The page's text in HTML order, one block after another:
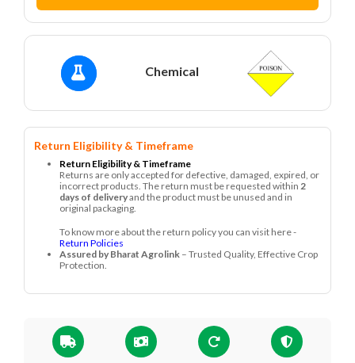
Chemical
Return Eligibility & Timeframe
Return Eligibility & Timeframe
Returns are only accepted for defective, damaged, expired, or
incorrect products. The return must be requested within 2
days of deliveryand the product must be unused and in
original packaging.
To know more about the return policy you can visit here -
Return Policies
Assured by Bharat Agrolink – Trusted Quality, Effective Crop
Protection.